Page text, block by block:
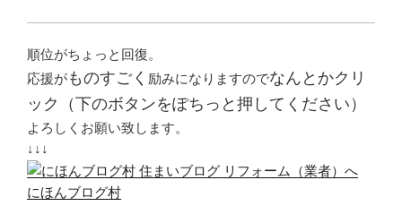
順位がちょっと回復。
応援がものすごく 励みになりますのでなんとかクリ
ック（下のボタンをぽちっと押してください）
よろしくお願い致します。
↓↓↓
にほんブログ村